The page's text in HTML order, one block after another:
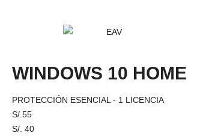
WINDOWS 10 HOME
PROTECCIÓN ESENCIAL - 1 LICENCIA
S/.55
S/. 40